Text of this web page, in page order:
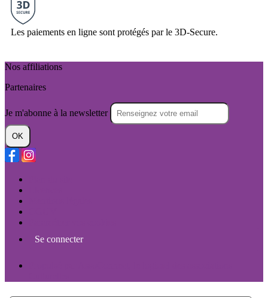
Les paiements en ligne sont protégés par le 3D-Secure.
Nos affiliations
Partenaires
Je m'abonne à la newsletter
OK
Se connecter